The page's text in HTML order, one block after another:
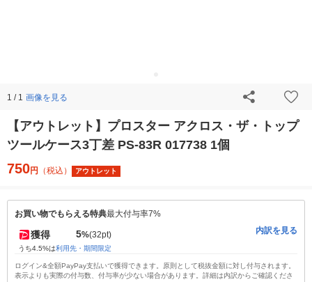
1 / 1 画像を見る
【アウトレット】プロスター アクロス・ザ・トップ
ツールケース3丁差 PS-83R 017738 1個
750円 （税込） アウトレット
お買い物でもらえる特典最大付与率7%
獲得 5%(32pt)
うち4.5%は利用先・期間限定
内訳を見る
ログイン&全額PayPay支払いで獲得できます。原則として税抜金額に対し付与されます。
表示よりも実際の付与数、付与率が少ない場合があります。詳細は内訳からご確認くださ